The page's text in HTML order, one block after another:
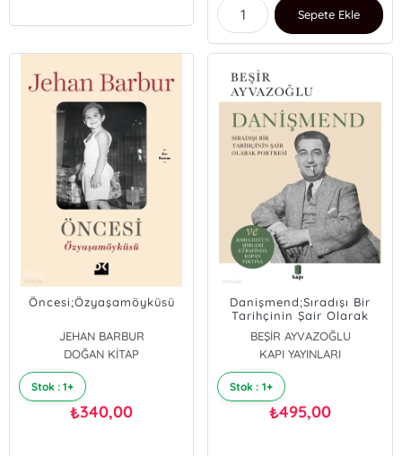
Sepete Ekle
Öncesi;Özyaşamöyküsü
JEHAN BARBUR
DOĞAN KİTAP
Stok : 1+
₺340,00
Danişmend;Sıradışı Bir
Tarihçinin Şair Olarak
Portresi
BEŞİR AYVAZOĞLU
KAPI YAYINLARI
Stok : 1+
₺495,00